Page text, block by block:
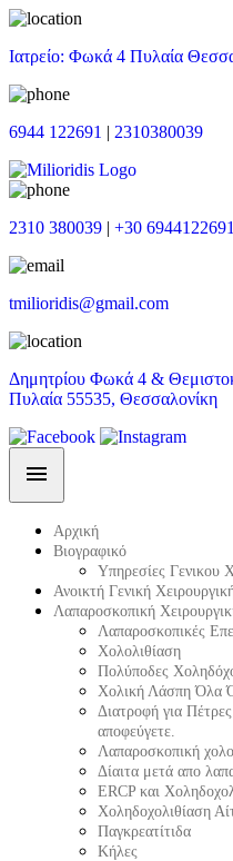
Ιατρείο: Φωκά 4 Πυλαία
6944 122691 | 2310380039
2310 380039 | +30 6944122691
tmilioridis@gmail.com
Δημητρίου Φωκά 4 &
Πυλαία 55535, Θεσσαλονίκη
Αρχική
Βιογραφικό
Υπηρεσίες Γενικου
Ανοικτή Γενική
Λαπαροσκοπική
Λαπαροσκοπικές
Χολολιθίαση
Πολύποδες
Χολική Λάσπη Όλα
Διατροφή για
αποφεύγετε.
Λαπαροσκοπική
Δίαιτα μετά απο
ERCP και
Χοληδοχολιθίαση
Παγκρεατίτιδα
Κήλες